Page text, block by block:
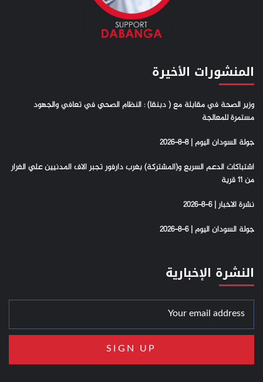
المنشورات الأخيرة
وزير الصحة في مقابلة مع ( دبنقا) : النظام الصحي في تعافي والجهود
مستمرة للمعالجة
جولة السودان اليوم | 8-8-2026
اشتباكات الدعم السريع و(المشتركة) بغرب دارفور تجبر الاف المدنيين علي الفرار
من 11 قرية
نشرة الاخبار | 6-8-2026
جولة السودان اليوم | 6-8-2026
النشرة الإخبارية